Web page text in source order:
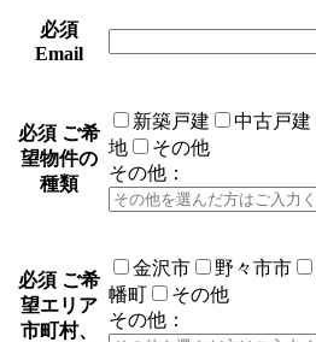
必須
Email
必須ご希
望物件の
種類
新築戸建 中古戸建
地
その他
その他：
必須ご希
望エリア
市町村、
金沢市 野々市市
幡町
その他
その他：